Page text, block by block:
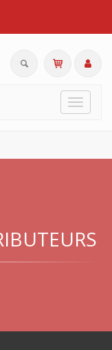
Toggle